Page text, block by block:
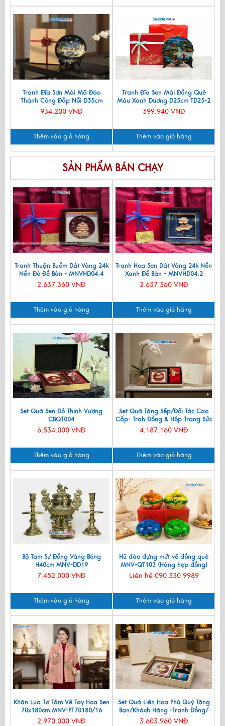
Tranh Đĩa Sơn Mài Mã Đáo
Thành Công Đắp Nổi D35cm
MNV-TD358
934.200 VNĐ
Thêm vào giỏ hàng
Tranh Đĩa Sơn Mài Đồng Quê
Màu Xanh Dương D25cm TD25-2
599.940 VNĐ
Thêm vào giỏ hàng
SẢN PHẨM BÁN CHẠY
Tranh Thuận Buồm Dát Vàng 24k
Nền Đỏ Để Bàn - MNVHD04.4
2.637.360 VNĐ
Thêm vào giỏ hàng
Tranh Hoa Sen Dát Vàng 24k Nền
Xanh Để Bàn - MNVHD04.2
2.637.360 VNĐ
Thêm vào giỏ hàng
Set Quà Sen Đỏ Thịnh Vượng
CBQT004
6.534.000 VNĐ
Thêm vào giỏ hàng
Set Quà Tặng Sếp/Đối Tác Cao
Cấp- Trah Đồng & Hộp Trang Sức
Sơn Mài CBQT004
4.187.160 VNĐ
Thêm vào giỏ hàng
Bộ Tam Sự Đồng Vàng Bóng
H40cm MNV-DD19
7.452.000 VNĐ
Thêm vào giỏ hàng
Hũ đào đựng mứt vẽ đồng quê
MNV-QT103 (Hàng hợp đồng)
Liên hệ 090 330 9989
Thêm vào giỏ hàng
Khăn Lụa Tơ Tằm Vẽ Tay Hoa Sen
70x180cm MNV-PT70180/16
2.970.000 VNĐ
Set Quà Liên Hoa Phú Quý Tặng
Bạn/Khách Hàng -Tranh Đồng/
Đế Lót Ly & Cắm Bút CBQT006
3.603.960 VNĐ